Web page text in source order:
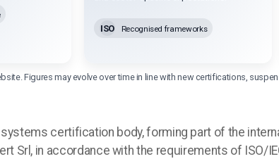
ISO Recognised frameworks
Figures may evolve over time in line with new certifications,
certification body, forming part of the
Srl, in accordance with the requirements of ISO/